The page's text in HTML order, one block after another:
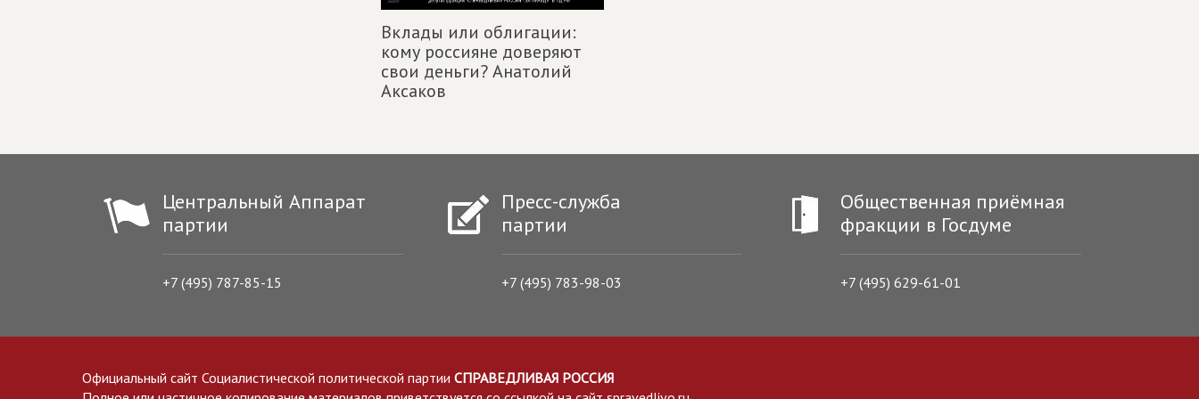
Вклады или облигации:
кому россияне доверяют
свои деньги? Анатолий
Аксаков
Центральный Аппарат
партии
+7 (495) 787-85-15
Пресс-служба
партии
+7 (495) 783-98-03
Общественная приёмная
фракции в Госдуме
+7 (495) 629-61-01
Официальный сайт Социалистической политической партии СПРАВЕДЛИВАЯ РОССИЯ